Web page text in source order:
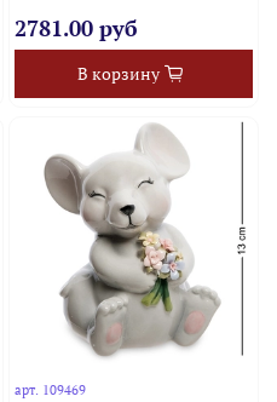
2781.00 руб
В корзину
арт. 109469